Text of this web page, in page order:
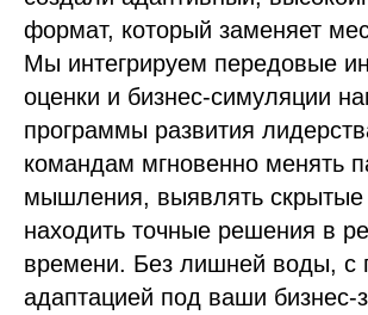
формат, который заменяет
Мы интегрируем передовые
оценки и бизнес-симуляции
программы развития
командам мгновенно менять
мышления, выявлять
находить точные решения в
времени. Без лишней воды, с
адаптацией под ваши бизнес-